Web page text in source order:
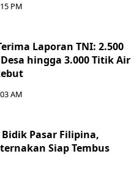
PM
Laporan TNI: 2.500
hingga 3.000 Titik Air
AM
Pasar Filipina,
Siap Tembus